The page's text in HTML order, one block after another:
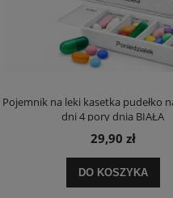
Pojemnik na leki kasetka pudełko
dni 4 pory dnia BIAŁA
29,90 zł
DO KOSZYKA